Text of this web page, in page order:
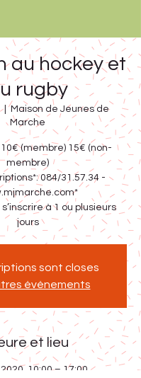
au hockey et
rugby
  |
Maison de Jeunes de
Marche
10€ (membre) 15€ (non-
membre)
084/31.57.34 -
à 1 ou plusieurs
jours
sont closes
événements
et lieu
10:00 – 17:00